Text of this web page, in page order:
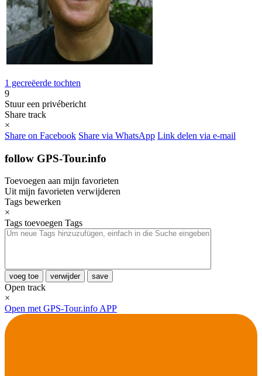
1 gecreëerde tochten
9
Stuur een privébericht
Share track
×
Share on Facebook Share via WhatsApp Link delen via e-mail
follow GPS-Tour.info
Toevoegen aan mijn favorieten
Uit mijn favorieten verwijderen
Tags bewerken
×
Tags toevoegen Tags
voeg toe verwijder save
Open track
×
Open met GPS-Tour.info APP